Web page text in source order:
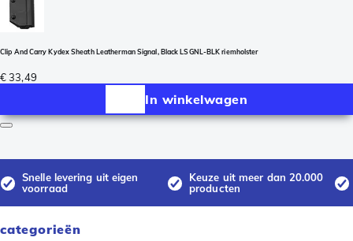
Clip And Carry Kydex Sheath Leatherman Signal, Black LSGNL-BLK riemholster
€ 33,49
In winkelwagen
Snelle levering uit eigen
voorraad
Keuze uit meer dan 20.000
producten
categorieën